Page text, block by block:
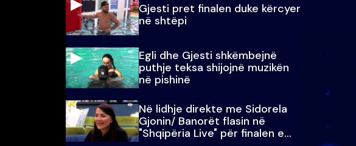
Gjesti pret finalen duke kërcyer
në shtëpi
Egli dhe Gjesti shkëmbejnë
puthje teksa shijojnë muzikën
në pishinë
Në lidhje direkte me Sidorela
Gjonin/ Banorët flasin në
"Shqipëria Live" për finalen e